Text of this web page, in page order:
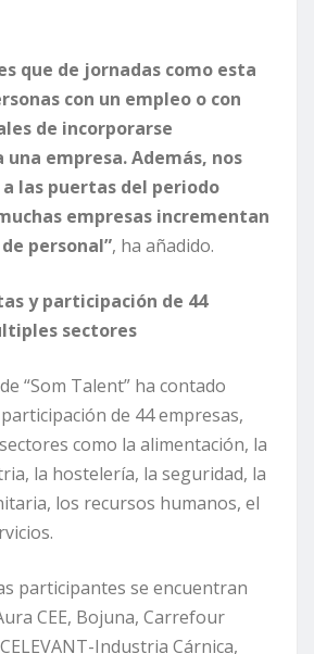
que de jornadas como esta
con un empleo o con
de incorporarse
empresa. Además, nos
las puertas del periodo
empresas incrementan
personal”, ha añadido.
y participación de 44
sectores
“Som Talent” ha contado
de 44 empresas,
como la alimentación, la
la hostelería, la seguridad, la
los recursos humanos, el
participantes se encuentran
CEE, Bojuna, Carrefour
Industria Cárnica,